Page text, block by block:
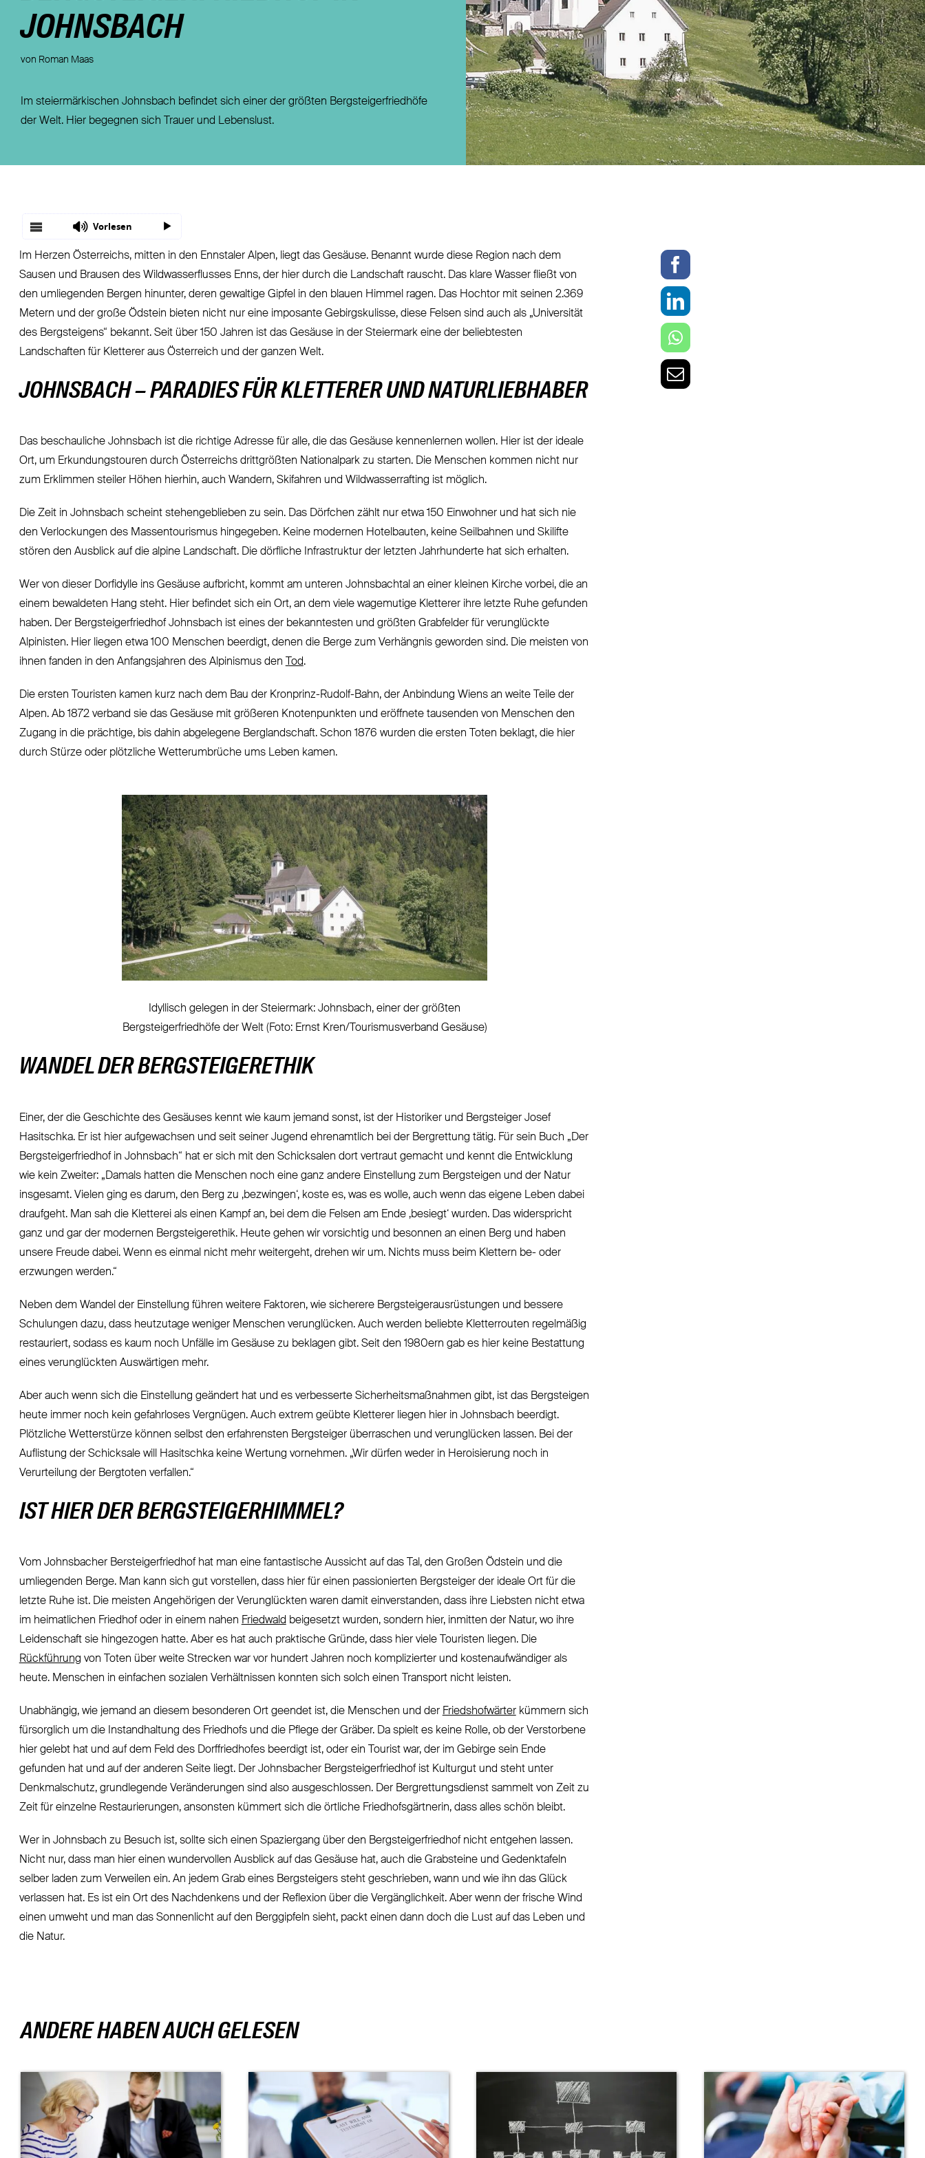
Basisrente / Rürup-Rente
Direktversicherung
Pensionszusage
Pensionsfonds
Unterstützungskasse
JOHNSBACH
von Roman Maas
Im steiermärkischen Johnsbach befindet sich einer der größten Bergsteigerfriedhöfe
der Welt. Hier begegnen sich Trauer und Lebenslust.
Vorlesen
Im Herzen Österreichs, mitten in den Ennstaler Alpen, liegt das Gesäuse. Benannt wurde diese Region nach dem
Sausen und Brausen des Wildwasserflusses Enns, der hier durch die Landschaft rauscht. Das klare Wasser fließt von
den umliegenden Bergen hinunter, deren gewaltige Gipfel in den blauen Himmel ragen. Das Hochtor mit seinen 2.369
Metern und der große Ödstein bieten nicht nur eine imposante Gebirgskulisse, diese Felsen sind auch als „Universität
des Bergsteigens“ bekannt. Seit über 150 Jahren ist das Gesäuse in der Steiermark eine der beliebtesten
Landschaften für Kletterer aus Österreich und der ganzen Welt.
JOHNSBACH – PARADIES FÜR KLETTERER UND NATURLIEBHABER
Das beschauliche Johnsbach ist die richtige Adresse für alle, die das Gesäuse kennenlernen wollen. Hier ist der ideale
Ort, um Erkundungstouren durch Österreichs drittgrößten Nationalpark zu starten. Die Menschen kommen nicht nur
zum Erklimmen steiler Höhen hierhin, auch Wandern, Skifahren und Wildwasserrafting ist möglich.
Die Zeit in Johnsbach scheint stehengeblieben zu sein. Das Dörfchen zählt nur etwa 150 Einwohner und hat sich nie
den Verlockungen des Massentourismus hingegeben. Keine modernen Hotelbauten, keine Seilbahnen und Skilifte
stören den Ausblick auf die alpine Landschaft. Die dörfliche Infrastruktur der letzten Jahrhunderte hat sich erhalten.
Wer von dieser Dorfidylle ins Gesäuse aufbricht, kommt am unteren Johnsbachtal an einer kleinen Kirche vorbei, die an
einem bewaldeten Hang steht. Hier befindet sich ein Ort, an dem viele wagemutige Kletterer ihre letzte Ruhe gefunden
haben. Der Bergsteigerfriedhof Johnsbach ist eines der bekanntesten und größten Grabfelder für verunglückte
Alpinisten. Hier liegen etwa 100 Menschen beerdigt, denen die Berge zum Verhängnis geworden sind. Die meisten von
ihnen fanden in den Anfangsjahren des Alpinismus den Tod.
Die ersten Touristen kamen kurz nach dem Bau der Kronprinz-Rudolf-Bahn, der Anbindung Wiens an weite Teile der
Alpen. Ab 1872 verband sie das Gesäuse mit größeren Knotenpunkten und eröffnete tausenden von Menschen den
Zugang in die prächtige, bis dahin abgelegene Berglandschaft. Schon 1876 wurden die ersten Toten beklagt, die hier
durch Stürze oder plötzliche Wetterumbrüche ums Leben kamen.
Idyllisch gelegen in der Steiermark: Johnsbach, einer der größten
Bergsteigerfriedhöfe der Welt (Foto: Ernst Kren/Tourismusverband Gesäuse)
WANDEL DER BERGSTEIGERETHIK
Einer, der die Geschichte des Gesäuses kennt wie kaum jemand sonst, ist der Historiker und Bergsteiger Josef
Hasitschka. Er ist hier aufgewachsen und seit seiner Jugend ehrenamtlich bei der Bergrettung tätig. Für sein Buch „Der
Bergsteigerfriedhof in Johnsbach“ hat er sich mit den Schicksalen dort vertraut gemacht und kennt die Entwicklung
wie kein Zweiter: „Damals hatten die Menschen noch eine ganz andere Einstellung zum Bergsteigen und der Natur
insgesamt. Vielen ging es darum, den Berg zu ‚bezwingen‘, koste es, was es wolle, auch wenn das eigene Leben dabei
draufgeht. Man sah die Kletterei als einen Kampf an, bei dem die Felsen am Ende ‚besiegt‘ wurden. Das widerspricht
ganz und gar der modernen Bergsteigerethik. Heute gehen wir vorsichtig und besonnen an einen Berg und haben
unsere Freude dabei. Wenn es einmal nicht mehr weitergeht, drehen wir um. Nichts muss beim Klettern be- oder
erzwungen werden.“
Neben dem Wandel der Einstellung führen weitere Faktoren, wie sicherere Bergsteigerausrüstungen und bessere
Schulungen dazu, dass heutzutage weniger Menschen verunglücken. Auch werden beliebte Kletterrouten regelmäßig
restauriert, sodass es kaum noch Unfälle im Gesäuse zu beklagen gibt. Seit den 1980ern gab es hier keine Bestattung
eines verunglückten Auswärtigen mehr.
Aber auch wenn sich die Einstellung geändert hat und es verbesserte Sicherheitsmaßnahmen gibt, ist das Bergsteigen
heute immer noch kein gefahrloses Vergnügen. Auch extrem geübte Kletterer liegen hier in Johnsbach beerdigt.
Plötzliche Wetterstürze können selbst den erfahrensten Bergsteiger überraschen und verunglücken lassen. Bei der
Auflistung der Schicksale will Hasitschka keine Wertung vornehmen. „Wir dürfen weder in Heroisierung noch in
Verurteilung der Bergtoten verfallen.“
IST HIER DER BERGSTEIGERHIMMEL?
Vom Johnsbacher Bersteigerfriedhof hat man eine fantastische Aussicht auf das Tal, den Großen Ödstein und die
umliegenden Berge. Man kann sich gut vorstellen, dass hier für einen passionierten Bergsteiger der ideale Ort für die
letzte Ruhe ist. Die meisten Angehörigen der Verunglückten waren damit einverstanden, dass ihre Liebsten nicht etwa
im heimatlichen Friedhof oder in einem nahen Friedwald beigesetzt wurden, sondern hier, inmitten der Natur, wo ihre
Leidenschaft sie hingezogen hatte. Aber es hat auch praktische Gründe, dass hier viele Touristen liegen. Die
Rückführung von Toten über weite Strecken war vor hundert Jahren noch komplizierter und kostenaufwändiger als
heute. Menschen in einfachen sozialen Verhältnissen konnten sich solch einen Transport nicht leisten.
Unabhängig, wie jemand an diesem besonderen Ort geendet ist, die Menschen und der Friedshofwärterkümmern sich
fürsorglich um die Instandhaltung des Friedhofs und die Pflege der Gräber. Da spielt es keine Rolle, ob der Verstorbene
hier gelebt hat und auf dem Feld des Dorffriedhofes beerdigt ist, oder ein Tourist war, der im Gebirge sein Ende
gefunden hat und auf der anderen Seite liegt. Der Johnsbacher Bergsteigerfriedhof ist Kulturgut und steht unter
Denkmalschutz, grundlegende Veränderungen sind also ausgeschlossen. Der Bergrettungsdienst sammelt von Zeit zu
Zeit für einzelne Restaurierungen, ansonsten kümmert sich die örtliche Friedhofsgärtnerin, dass alles schön bleibt.
Wer in Johnsbach zu Besuch ist, sollte sich einen Spaziergang über den Bergsteigerfriedhof nicht entgehen lassen.
Nicht nur, dass man hier einen wundervollen Ausblick auf das Gesäuse hat, auch die Grabsteine und Gedenktafeln
selber laden zum Verweilen ein. An jedem Grab eines Bergsteigers steht geschrieben, wann und wie ihn das Glück
verlassen hat. Es ist ein Ort des Nachdenkens und der Reflexion über die Vergänglichkeit. Aber wenn der frische Wind
einen umweht und man das Sonnenlicht auf den Berggipfeln sieht, packt einen dann doch die Lust auf das Leben und
die Natur.
ANDERE HABEN AUCH GELESEN